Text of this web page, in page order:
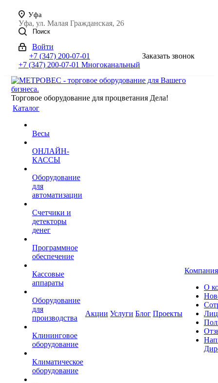
Уфа
Уфа, ул. Малая Гражданская, 26
Поиск
Войти
+7 (347) 200-07-01
+7 (347) 200-07-01 Многоканальный
Заказать звонок
Торговое оборудование для процветания Дела!
Каталог
Весы
ОНЛАЙН-
КАССЫ
Оборудование
для
автоматизации
Счетчики и
детекторы
денег
Программное
обеспечение
Кассовые
аппараты
Оборудование
для
производства
Клининговое
оборудование
Климатическое
оборудование
Акции Услуги Блог Проекты
Компания
О